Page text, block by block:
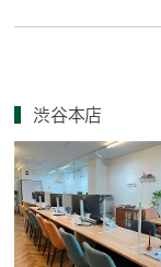
渋谷本店